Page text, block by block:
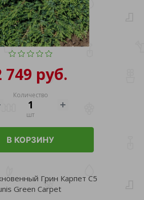
749 руб.
Количество
шт
В КОРЗИНУ
Грин Карпет С5
Green Carpet